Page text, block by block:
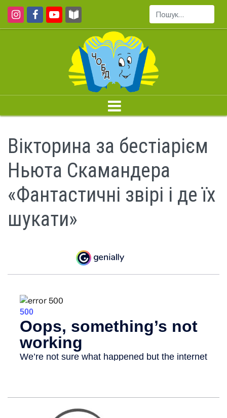
Пошук...
Вікторина за бестіарієм
Ньюта Скамандера
«Фантастичні звірі і де їх
шукати»